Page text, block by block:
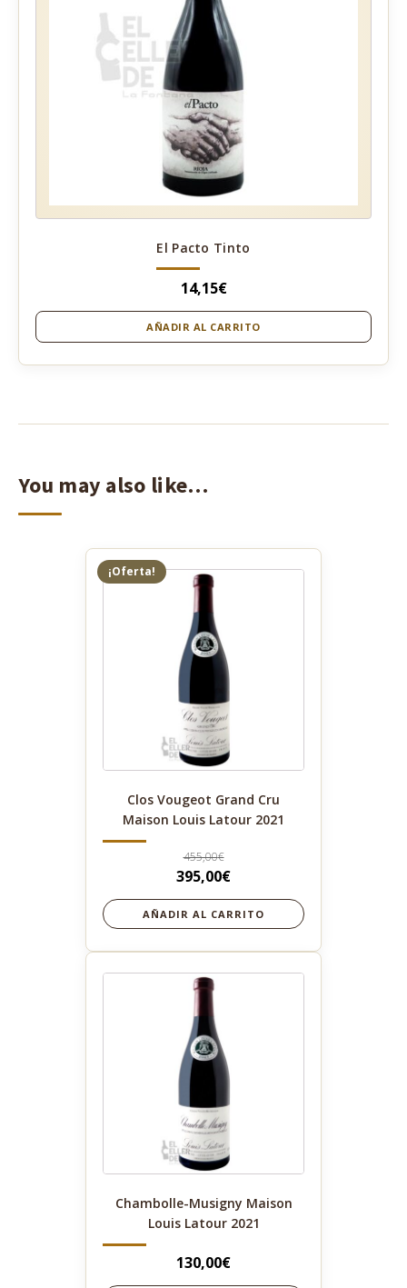
El Pacto Tinto
14,15€
AÑADIR AL CARRITO
You may also like…
¡Oferta!
Clos Vougeot Grand Cru
Maison Louis Latour 2021
455,00€
El
precio
original
395,00€El
precio
actual
AÑADIR AL CARRITO
Chambolle-Musigny Maison
Louis Latour 2021
130,00€